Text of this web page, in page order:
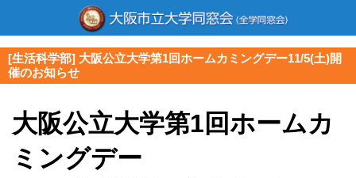
[生活科学部] 大阪公立大学第1回ホームカミングデー11/5(土)開
催のお知らせ
大阪公立大学第1回ホームカ
ミングデー